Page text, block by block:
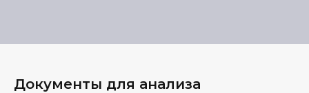
Документы для анализа